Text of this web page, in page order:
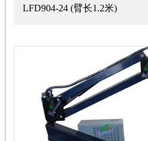
LFD904-24 (臂长1.2米)